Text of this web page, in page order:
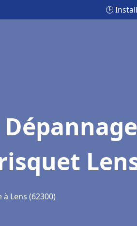
🕒
Lens (62300)